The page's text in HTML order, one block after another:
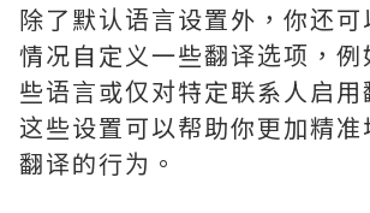
除了默认语言设置外，你还
情况自定义一些翻译选项，例
些语言或仅对特定联系人启用
这些设置可以帮助你更加精准
翻译的行为。